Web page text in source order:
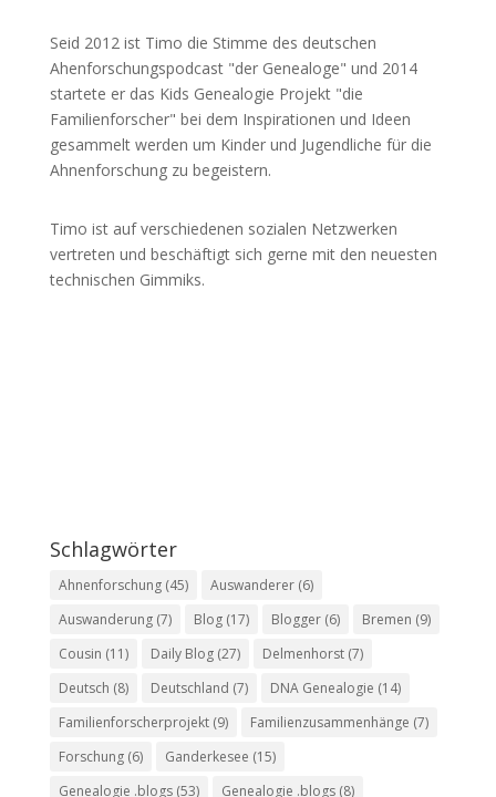
Seid 2012 ist Timo die Stimme des deutschen
Ahenforschungspodcast "der Genealoge" und 2014
startete er das Kids Genealogie Projekt "die
Familienforscher" bei dem Inspirationen und Ideen
gesammelt werden um Kinder und Jugendliche für die
Ahnenforschung zu begeistern.
Timo ist auf verschiedenen sozialen Netzwerken
vertreten und beschäftigt sich gerne mit den neuesten
technischen Gimmiks.
Schlagwörter
Ahnenforschung(45) Auswanderer(6)
Auswanderung(7) Blog(17) Blogger(6) Bremen (9)
Cousin (11) Daily Blog(27) Delmenhorst(7)
Deutsch (8) Deutschland (7) DNA Genealogie (14)
Familienforscherprojekt(9) Familienzusammenhänge (7)
Forschung(6) Ganderkesee (15)
Genealogie .blogs(53) Genealogie .blogs(8)